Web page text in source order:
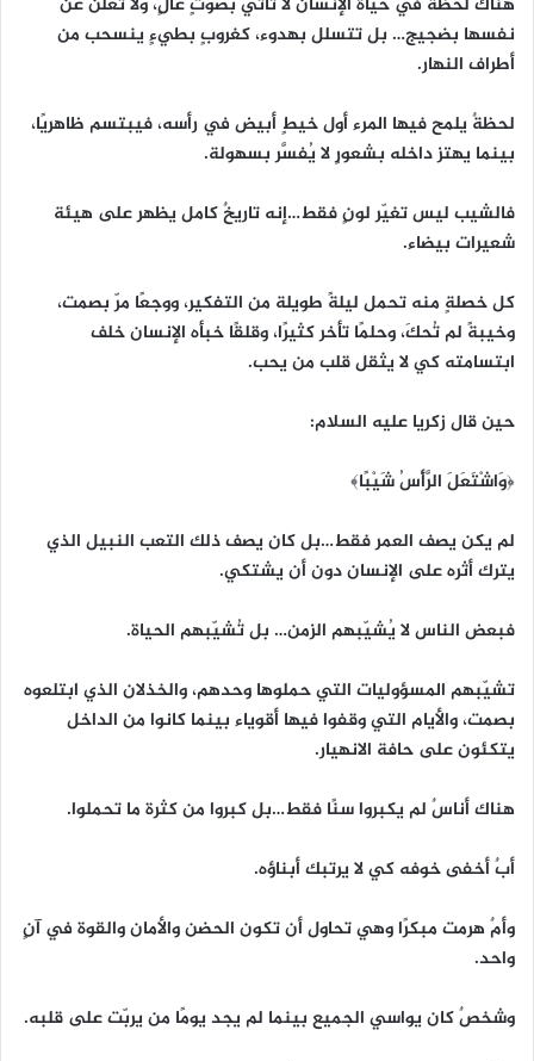
نفسها بضجيج… بل تتسلل بهدوء، كغروبٍ بطيءٍ ينسحب من
أطراف النهار.
لحظةٌ يلمح فيها المرء أول خيطٍ أبيض في رأسه، فيبتسم ظاهريًا،
بينما يهتز داخله بشعورٍ لا يُفسَّر بسهولة.
فالشيب ليس تغيّر لونٍ فقط…إنه تاريخٌ كامل يظهر على هيئة
شعيرات بيضاء.
كل خصلةٍ منه تحمل ليلةً طويلة من التفكير، ووجعًا مرّ بصمت،
وخيبةً لم تُحكَ، وحلمًا تأخر كثيرًا، وقلقًا خبأه الإنسان خلف
ابتسامته كي لا يثقل قلب من يحب.
حين قال زكريا عليه السلام:
﴿وَاشْتَعَلَ الرَّأْسُ شَيْبًا﴾
لم يكن يصف العمر فقط…بل كان يصف ذلك التعب النبيل الذي
يترك أثره على الإنسان دون أن يشتكي.
فبعض الناس لا يُشيّبهم الزمن… بل تُشيّبهم الحياة.
تشيّبهم المسؤوليات التي حملوها وحدهم، والخذلان الذي ابتلعوه
بصمت، والأيام التي وقفوا فيها أقوياء بينما كانوا من الداخل
يتكئون على حافة الانهيار.
هناك أناسٌ لم يكبروا سنًا فقط…بل كبروا من كثرة ما تحملوا.
أبٌ أخفى خوفه كي لا يرتبك أبناؤه.
وأمٌ هرمت مبكرًا وهي تحاول أن تكون الحضن والأمان والقوة في آنٍ
واحد.
وشخصٌ كان يواسي الجميع بينما لم يجد يومًا من يربّت على قلبه.